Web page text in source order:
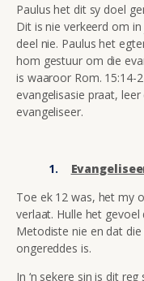
Paulus het dit sy doel
Dit is nie verkeerd om
deel nie. Paulus het
hom gestuur om die
is waaroor Rom. 15:14-
evangelisasie praat,
evangeliseer.
Toe ek 12 was, het my
verlaat. Hulle het
Metodiste nie en dat
ongereddes is.
In ‘n sekere sin is dit